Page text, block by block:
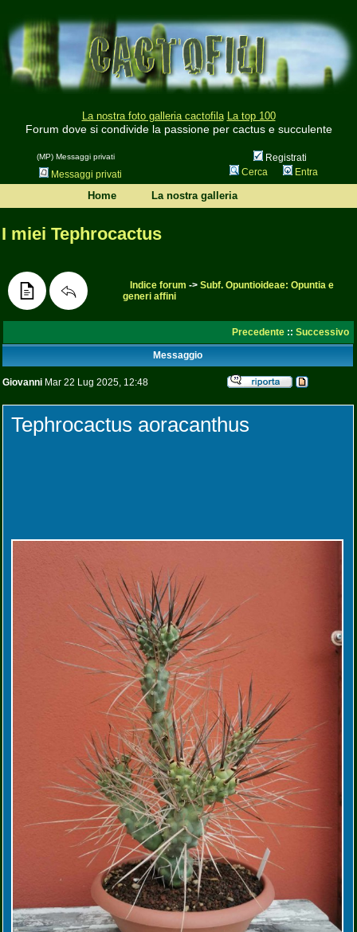
La nostra foto galleria cactofila La top 100
Forum dove si condivide la passione per cactus e succulente
(MP) Messaggi privati
Registrati
Messaggi privati
Cerca Entra
Home La nostra galleria
I miei Tephrocactus
Indice forum -> Subf. Opuntioideae: Opuntia e
generi affini
Precedente :: Successivo
Messaggio
Giovanni Mar 22 Lug 2025, 12:48
Tephrocactus aoracanthus